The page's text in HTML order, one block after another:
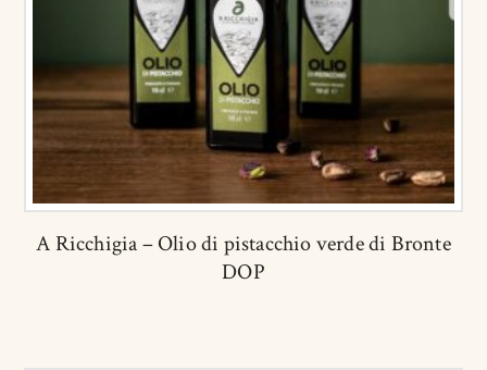
A Ricchigia – Olio di pistacchio verde di Bronte
DOP